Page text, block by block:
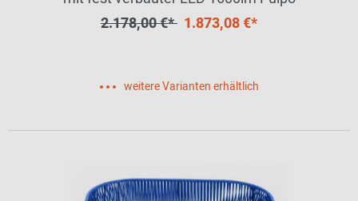
2.178,00 €* 1.873,08 €*
weitere Varianten erhältlich